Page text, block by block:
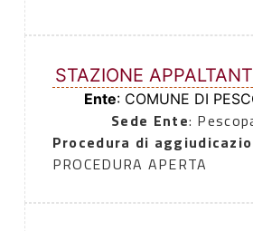
STAZIONE
Ente: COMUNE DI
Sede Ente:
Procedura di
PROCEDURA APERTA